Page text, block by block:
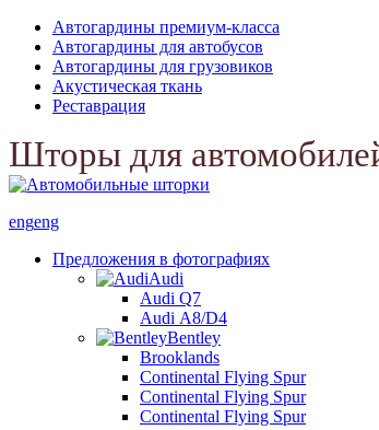
Автогардины премиум-класса
Автогардины для автобусов
Автогардины для грузовиков
Акустическая ткань
Реставрация
Шторы для
engeng
Предложения в фотографиях
Audi
Audi Q7
Audi А8/D4
Bentley
Brooklands
Continental Flying Spur
Continental Flying Spur
Continental Flying Spur